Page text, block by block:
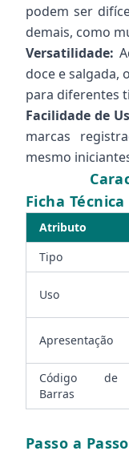
podem ser
demais, como
Versatilidade:
doce e salgada,
para diferentes
Facilidade de
marcas
mesmo
Ficha Técnica
Atributo
Tipo
Uso
Apresentação
Código de
Barras
Passo a